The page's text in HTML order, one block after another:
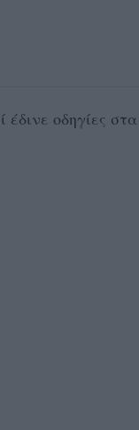
οδηγίες στα